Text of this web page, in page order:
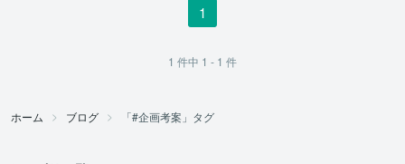
1
1 件中 1 - 1 件
ホーム ブログ 「#企画考案」タグ